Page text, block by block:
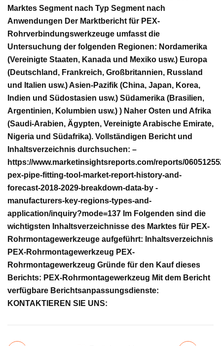
Marktes Segment nach Typ Segment nach
Anwendungen Der Marktbericht für PEX-
Rohrverbindungswerkzeuge umfasst die
Untersuchung der folgenden Regionen: Nordamerika
(Vereinigte Staaten, Kanada und Mexiko usw.) Europa
(Deutschland, Frankreich, Großbritannien, Russland
und Italien usw.) Asien-Pazifik (China, Japan, Korea,
Indien und Südostasien usw.) Südamerika (Brasilien,
Argentinien, Kolumbien usw.) ) Naher Osten und Afrika
(Saudi-Arabien, Ägypten, Vereinigte Arabische Emirate,
Nigeria und Südafrika). Vollständigen Bericht und
Inhaltsverzeichnis durchsuchen: –
https://www.marketinsightsreports.com/reports/
pex-pipe-fitting-tool-market-report-history-and-
forecast-2018-2029-breakdown-data-by -
manufacturers-key-regions-types-and-
application/inquiry?mode=137 Im Folgenden sind die
wichtigsten Inhaltsverzeichnisse des Marktes für PEX-
Rohrmontagewerkzeuge aufgeführt: Inhaltsverzeichnis
PEX-Rohrmontagewerkzeug PEX-
Rohrmontagewerkzeug Gründe für den Kauf dieses
Berichts: PEX-Rohrmontagewerkzeug Mit dem Bericht
verfügbare Berichtsanpassungsdienste:
KONTAKTIEREN SIE UNS: